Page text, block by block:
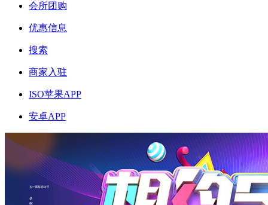
会所团购
优惠信息
搜索
商家入驻
ISO苹果APP
安卓APP